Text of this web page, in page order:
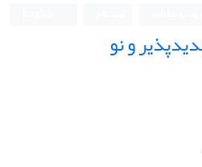
و نو